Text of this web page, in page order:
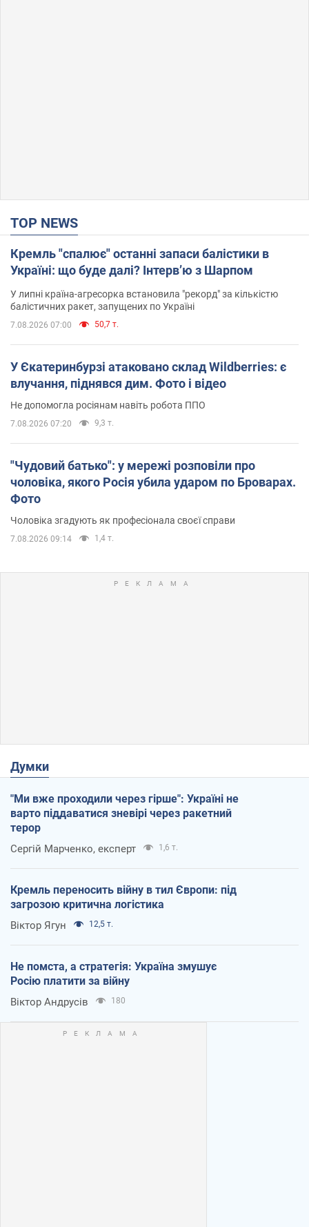
TOP NEWS
Кремль "спалює" останні запаси балістики в
Україні: що буде далі? Інтерв’ю з Шарпом
У липні країна-агресорка встановила "рекорд" за кількістю
балістичних ракет, запущених по Україні
7.08.2026 07:00 50,7 т.
У Єкатеринбурзі атаковано склад Wildberries: є
влучання, піднявся дим. Фото і відео
Не допомогла росіянам навіть робота ППО
7.08.2026 07:20 9,3 т.
"Чудовий батько": у мережі розповіли про
чоловіка, якого Росія убила ударом по Броварах.
Фото
Чоловіка згадують як професіонала своєї справи
7.08.2026 09:14 1,4 т.
Думки
"Ми вже проходили через гірше": Україні не
варто піддаватися зневірі через ракетний
терор
Сергій Марченко, експерт 1,6 т.
Кремль переносить війну в тил Європи: під
загрозою критична логістика
Віктор Ягун 12,5 т.
Не помста, а стратегія: Україна змушує
Росію платити за війну
Віктор Андрусів 180